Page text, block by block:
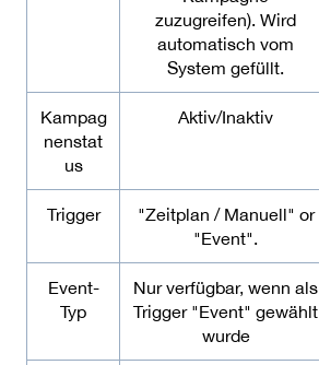
zuzugreifen). Wird
automatisch vom
System gefüllt.
Kampag
nenstat
us
Aktiv/Inaktiv
Trigger
"Zeitplan / Manuell" or
"Event".
Event-
Typ
Nur verfügbar, wenn als
Trigger "Event" gewählt
wurde